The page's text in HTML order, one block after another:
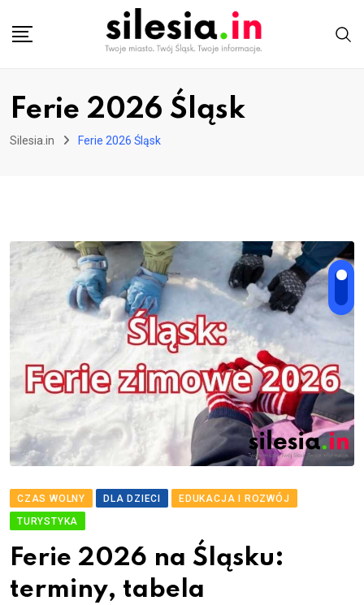
Ferie 2026 Śląsk
Silesia.in Ferie 2026 Śląsk
CZAS WOLNY DLA DZIECI
EDUKACJA I ROZWÓJ
TURYSTYKA
Ferie 2026 na Śląsku:
terminy, tabela